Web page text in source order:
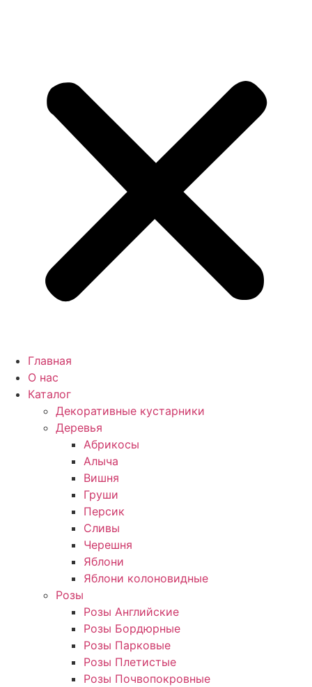
Главная
О нас
Каталог
Декоративные кустарники
Деревья
Абрикосы
Алыча
Вишня
Груши
Персик
Сливы
Черешня
Яблони
Яблони колоновидные
Розы
Розы Английские
Розы Бордюрные
Розы Парковые
Розы Плетистые
Розы Почвопокровные